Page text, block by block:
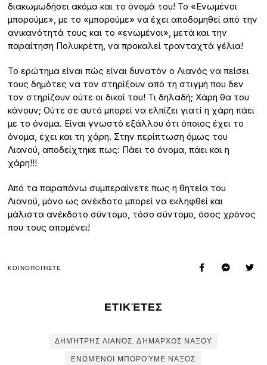
διακωμωδήσει ακόμα και το όνομά του! Το «Ενωμένοι
μπορούμε», με το «μπορούμε» να έχει αποδομηθεί από την
ανικανότητά τους και το «ενωμένοι», μετά και την
παραίτηση Πολυκρέτη, να προκαλεί τρανταχτά γέλια!
Το ερώτημα είναι πώς είναι δυνατόν ο Λιανός να πείσει
τους δημότες να τον στηρίξουν από τη στιγμή που δεν
τον στηρίζουν ούτε οι δικοί του! Τι δηλαδή; Χάρη θα του
κάνουν; Ούτε σε αυτό μπορεί να ελπίζει γιατί η χάρη πάει
με το όνομα. Είναι γνωστό εξάλλου ότι όποιος έχει το
όνομα, έχει και τη χάρη. Στην περίπτωση όμως του
Λιανού, αποδείχτηκε πως: Πάει το όνομα, πάει και η
χάρη!!!
Από τα παραπάνω συμπεραίνετε πως η θητεία του
Λιανού, μόνο ως ανέκδοτο μπορεί να εκληφθεί και
μάλιστα ανέκδοτο σύντομο, τόσο σύντομο, όσος χρόνος
που τους απομένει!
ΚΟΙΝΟΠΟΙΉΣΤΕ
ΕΤΙΚΈΤΕΣ
ΔΗΜΉΤΡΗΣ ΛΙΑΝΌΣ. ΔΉΜΑΡΧΟΣ ΝΑΞΟΥ
ΕΝΩΜΈΝΟΙ ΜΠΟΡΟΎΜΕ ΝΆΞΟΣ